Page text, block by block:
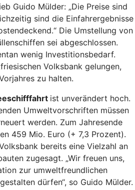
Guido Mülder: „Die Preise sind
sind die Einfahrergebnisse
Die Umstellung von
sei abgeschlossen.
wenig Investitionsbedarf.
Volksbank gelungen,
zu halten.
ist unverändert hoch.
Umweltvorschriften müssen
werden. Zum Jahresende
459 Mio. Euro (+ 7,3 Prozent).
bereits eine Vielzahl an
zugesagt. „Wir freuen uns,
zur umweltfreundlichen
dürfen“, so Guido Mülder.